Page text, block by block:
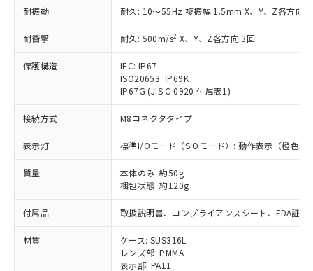
耐振動 耐久: 10～55Hz 複振幅 1.5mm X、Y、Z各方向
耐衝撃 耐久: 500m/s2 X、Y、Z各方向 3回
保護構造
IEC: IP67
ISO20653: IP69K
IP67G (JIS C 0920 付属表1)
接続方式 M8コネクタタイプ
表示灯 標準I/Oモード（SIOモード）: 動作表示（橙色/
質量
本体のみ: 約50g
梱包状態: 約120g
付属品 取扱説明書、コンプライアンスシート、FDA証
材質
ケース: SUS316L
レンズ部: PMMA
表示部: PA11
覧された時点での実際の在庫および標
準価格とは異なる場合があることをご
了承ください。
様のお取引先、またはお客様担当のオ
ムロン制御機器販売店・当社販売員に
ご相談ください。
オムロン制御機器販売店や当社販売拠
販売ネットワーク
」をご確認
ください。
在庫状況および標準価格結果を当社の
事前の承諾なく第三者に漏洩または開
示しないようお願いします。
マイパーツ機能（部品リスト作成サー
ビス）をご利用いただくには、I-Web
メンバーズにご登録されている必要が
あります。
お客様が当ウェブサイト上で当社にご
ミウム(Cd) 100ppm以下、
六価クロム(Cr(Ⅵ)) 1000ppm以下、ポリ臭化ビフェニル
類(PBB) 1000ppm以下、ポリ臭化ジフェニルエーテル類
(PBDE) 1000ppm以下、フタル酸ビス(2-エチルヘキシ
ル) (DEHP)(別名：DOP) 1000ppm以下、フタル酸ブチ
ルベンジル（BBP） 1000ppm以下、フタル酸ジブチル
（DBP） 1000ppm以下、フタル酸ジイソブチル
(DIBP) 1000ppm以下
但し、RoHS指令で産業用監視および制御機器に対する
適用除外項目は除く。
フタル酸エステル類の４物質については閾値を超える意
※2 対応予定月
部品在庫の切り替え状況などにより、予定
月が前後することがあります。
Pb(鉛) :1000ppm、 Hg(水銀) : 1000ppm、 Cd(カドミウ
Cr(Ⅵ)(六価クロム) : 1000ppm、 PBBs(ポリ臭化ビフェ
ニル類) : 1000ppm、 PBDEs(ポリ臭化ジフェニルエーテ
DBP(フタル酸ジブチル) : 1000ppm、 DIBP(フタル酸ジ
イソブチル) : 1000ppm、 BBP(フタル酸ブチルベンジ
DEHP(フタル酸ビス(2-エチルヘキシル)) : 1000ppm
※2 環境保護使用期限
「ｅ」：有害物質（10物質）のすべてが基
準値以下であることを示します。
「10」：通常の使用状況下において有害物
質が外部に漏えいし、環境に深刻な影響を
及ぼさない年数を意味します。
「－」：未確認です。当社販売部門へお問
い合わせください。
国政府の輸出許可(または役務取引許
可)を取得するなどの必要な手続きを
とります。
当社は規制貨物を破棄する場合は、完
全に破砕するなど、違法に輸出されな
いよう必要な手段を講じます。
当社は貴社製品を、核兵器、ミサイ
ル、化学兵器、生物兵器またはその他
使用いたしません。
当社は、貴社製品を第三者に販売する
場合は、上記1、2および3の内容を当
該第三者に通知します。また当社は、
販売先および販売に係わる関係者が違
法に輸出するおそれがある場合は、取
り引きをいたしません。
一定数以上の在庫あり
一定数には満たないが在庫あり
在庫なし(最新の在庫状況につ
いては、お客様のお取引先、ま
たはお客様担当のオムロン制御
機器販売店・当社販売員にご確
認ください)
受注生産機種、また在庫状況の